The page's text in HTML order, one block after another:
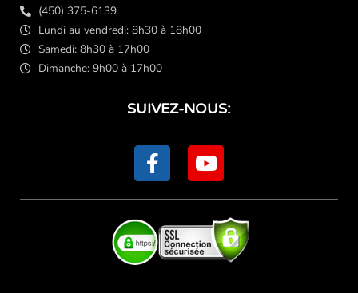
(450) 375-6139
Lundi au vendredi: 8h30 à 18h00
Samedi: 8h30 à 17h00
Dimanche: 9h00 à 17h00
SUIVEZ-NOUS:
F
a
c
e
b
o
o
Y
o
u
t
u
b
e